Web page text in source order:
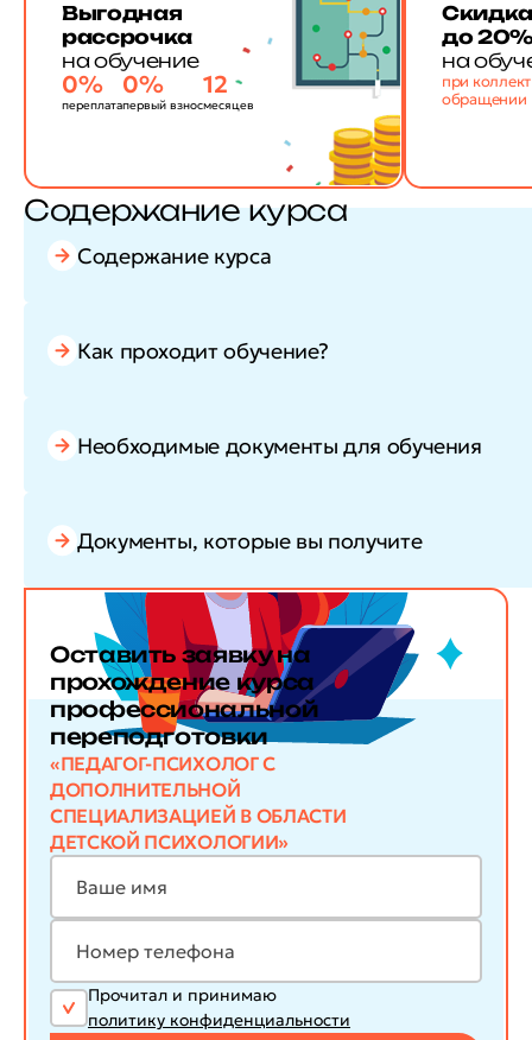
Выгодная
рассрочка
на обучение
0%
переплата
0%
первый взнос
12
месяцев
до
на
при
обращении
Содержание курса
Содержание курса
Как проходит обучение?
Необходимые документы для обучения
Документы, которые вы получите
Оставить заявкуна
прохождение курса
профессиональной
переподготовки
«ПЕДАГОГ-ПСИХОЛОГ С
ДОПОЛНИТЕЛЬНОЙ
СПЕЦИАЛИЗАЦИЕЙ В ОБЛАСТИ
ДЕТСКОЙ ПСИХОЛОГИИ»
Прочитал и принимаю
политику конфиденциальности